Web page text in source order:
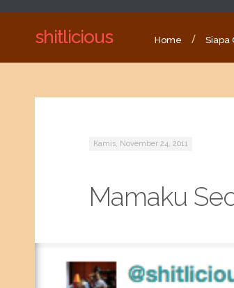
shitlicious Home Siapa
Kamis, November 24, 2011
Mamaku